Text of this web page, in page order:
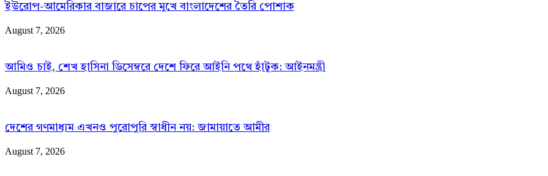
ইউরোপ-আমেরিকার বাজারে চাপের মুখে বাংলাদেশের তৈরি পোশাক
August 7, 2026
আমিও চাই, শেখ হাসিনা ডিসেম্বরে দেশে ফিরে আইনি পথে হাঁটুক: আইনমন্ত্রী
August 7, 2026
দেশের গণমাধ্যম এখনও পুরোপুরি স্বাধীন নয়: জামায়াতে আমীর
August 7, 2026